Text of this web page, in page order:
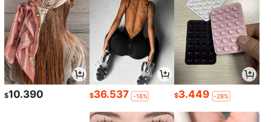
$10.390 $36.537 -16% $3.449 -28%